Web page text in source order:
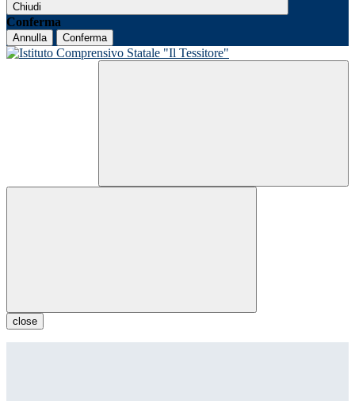
Chiudi
Conferma
Annulla Conferma
close